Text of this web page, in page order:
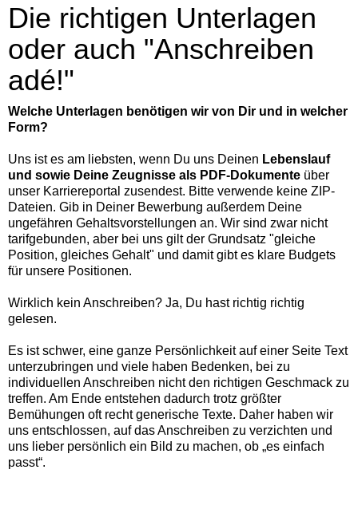
Die richtigen Unterlagen
oder auch "Anschreiben
adé!"
Welche Unterlagen benötigen wir von Dir und in welcher
Form?
Uns ist es am liebsten, wenn Du uns Deinen Lebenslauf
und sowie Deine Zeugnisse als PDF-Dokumente über
unser Karriereportal zusendest. Bitte verwende keine ZIP-
Dateien. Gib in Deiner Bewerbung außerdem Deine
ungefähren Gehaltsvorstellungen an. Wir sind zwar nicht
tarifgebunden, aber bei uns gilt der Grundsatz "gleiche
Position, gleiches Gehalt" und damit gibt es klare Budgets
für unsere Positionen.
Wirklich kein Anschreiben? Ja, Du hast richtig richtig
gelesen.
Es ist schwer, eine ganze Persönlichkeit auf einer Seite Text
unterzubringen und viele haben Bedenken, bei zu
individuellen Anschreiben nicht den richtigen Geschmack zu
treffen. Am Ende entstehen dadurch trotz größter
Bemühungen oft recht generische Texte. Daher haben wir
uns entschlossen, auf das Anschreiben zu verzichten und
uns lieber persönlich ein Bild zu machen, ob „es einfach
passt“.